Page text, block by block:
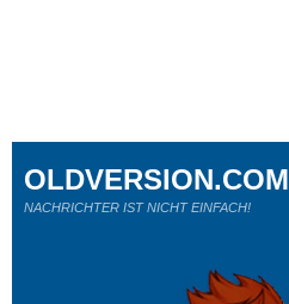
OLDVERSION.COM
NACHRICHTER IST NICHT EINFACH!